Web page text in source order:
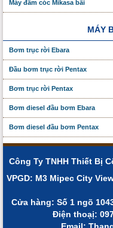
Máy đầm cóc Mikasa bãi
MÁY
Bơm trục rời Ebara
Đầu bơm trục rời Pentax
Bơm trục rời Pentax
Bơm diesel đầu bơm Ebara
Bơm diesel đầu bơm Pentax
Công Ty TNHH Thiết Bị
VPGD: M3 Mipec City
Cửa hàng: Số 1 ngõ
Điện thoạị: